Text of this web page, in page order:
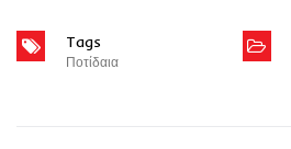
Tags
Ποτίδαια